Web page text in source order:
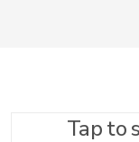
Tap to search